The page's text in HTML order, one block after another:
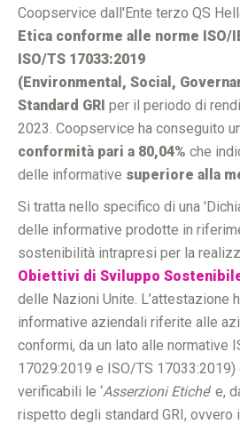
Coopservice dall'Ente terzo QS
Etica conforme alle norme ISO/
ISO/TS 17033:2019
(Environmental, Social,
Standard GRI per il periodo di
2023. Coopservice ha conseguito
conformità pari a 80,04% che
delle informative superiore alla
Si tratta nello specifico di una
delle informative prodotte in
sostenibilità intrapresi per la
Obiettivi di Sviluppo Sostenibile
delle Nazioni Unite. L’attestazione
informative aziendali riferite alle
conformi, da un lato alle normative
17029:2019 e ISO/TS 17033:2019)
verificabili le ‘Asserzioni Etiche’ e,
rispetto degli standard GRI, ovvero